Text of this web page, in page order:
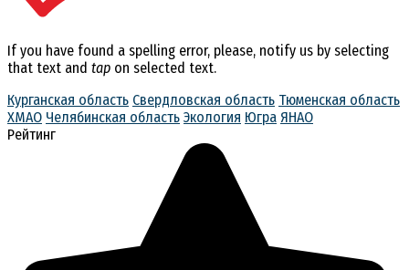
If you have found a spelling error, please, notify us by selecting
that text and tap on selected text.
Курганская область Свердловская область Тюменская область
ХМАО Челябинская область Экология Югра ЯНАО
Рейтинг